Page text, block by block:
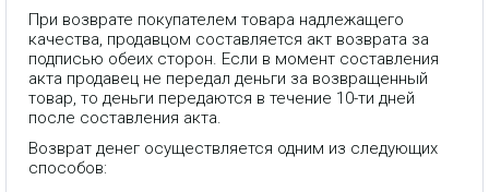
При возврате покупателем товара надлежащего
качества, продавцом составляется акт возврата за
подписью обеих сторон. Если в момент составления
акта продавец не передал деньги за возвращенный
товар, то деньги передаются в течение 10-ти дней
после составления акта.
Возврат денег осуществляется одним из следующих
способов: